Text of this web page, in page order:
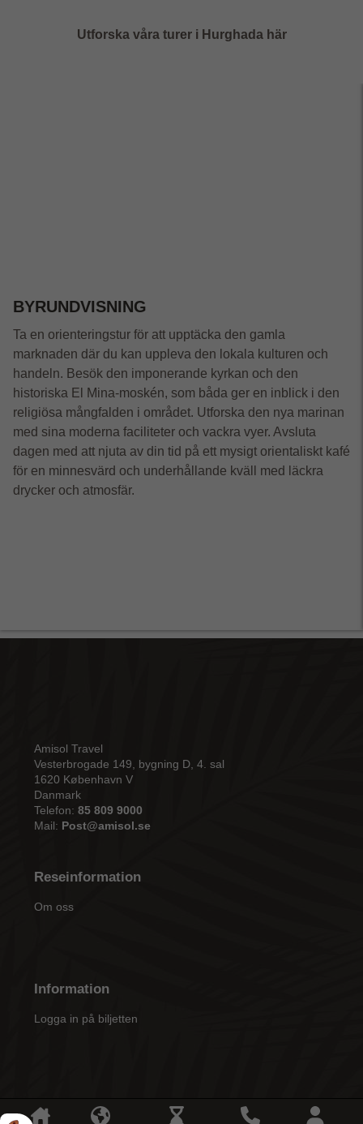
Utforska våra turer i Hurghada här
BYRUNDVISNING
Ta en orienteringstur för att upptäcka den gamla
marknaden där du kan uppleva den lokala kulturen och
handeln. Besök den imponerande kyrkan och den
historiska El Mina-moskén, som båda ger en inblick i den
religiösa mångfalden i området. Utforska den nya marinan
med sina moderna faciliteter och vackra vyer. Avsluta
dagen med att njuta av din tid på ett mysigt orientaliskt kafé
för en minnesvärd och underhållande kväll med läckra
drycker och atmosfär.
Amisol Travel
Vesterbrogade 149, bygning D, 4. sal
1620 København V
Danmark
Telefon: 85 809 9000
Mail: Post@amisol.se
Reseinformation
Om oss
Information
Logga in på biljetten